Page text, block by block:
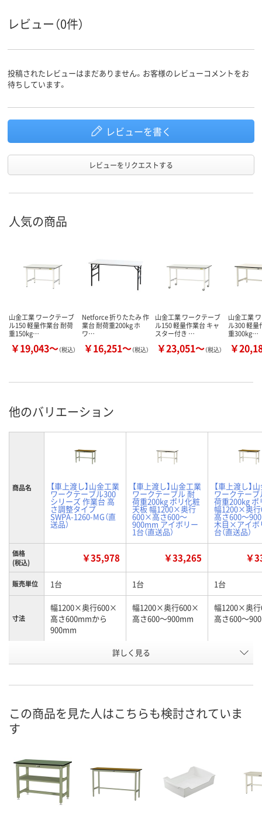
レビュー（0件）
投稿されたレビューはまだありません。お客様のレビューコメントをお
待ちしています。
レビューを書く
レビューをリクエストする
人気の商品
山金工業 ワークテーブ
ル150 軽量作業台 耐荷
重150kg…
￥19,043～（税込）
Netforce 折りたたみ 作
業台 耐荷重200kg ホ
ワ…
￥16,251～（税込）
山金工業 ワークテーブ
ル150 軽量作業台 キャ
スター付き …
￥23,051～（税込）
山金工業
ル300 軽量
重300kg…
￥
他のバリエーション
商品名 【車上渡し】山金工業
ワークテーブル300
シリーズ 作業台 高
さ調整タイプ
SWPA-1260-MG（直
送品）
【車上渡し】山金工業
ワークテーブル 耐
荷重200kg ポリ化粧
天板 幅1200×奥行
600×高さ600～
900mm アイボリー
1台（直送品）
【車上渡し】
ワークテーブ
荷重200kg ポ
幅1200×奥
高さ600～
木目×アイボ
台（直送品）
価格
(税込)
￥35,978 ￥33,265 ￥
販売単位 1台 1台 1台
寸法
幅1200×奥行600×
高さ600mmから
900mm
幅1200×奥行600×
高さ600～900mm
幅1200×奥
高さ600～
U322417 U322415
8月25日（火）まで
詳しく見る
この商品を見た人はこちらも検討されていま
す